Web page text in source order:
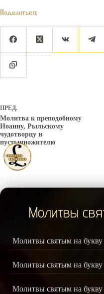
Поделиться:
ПРЕД.
Молитва к преподобному
Иоанну, Рыльскому
чудотворцу и
пустынножителю
Молитвы
Молитвы святым на
Молитвы святым на
Молитвы святым на